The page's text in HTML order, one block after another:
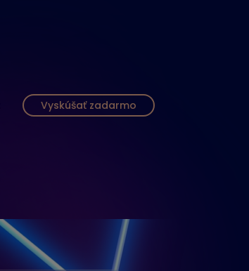
Vyskúšať zadarmo